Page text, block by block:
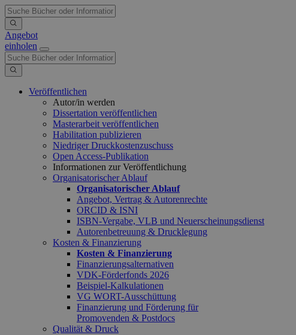
Angebot
einholen
Veröffentlichen
Autor/in werden
Dissertation veröffentlichen
Masterarbeit veröffentlichen
Habilitation publizieren
Niedriger Druckkostenzuschuss
Open Access-Publikation
Informationen zur Veröffentlichung
Organisatorischer Ablauf
Organisatorischer Ablauf
Angebot, Vertrag & Autorenrechte
ORCID & ISNI
ISBN-Vergabe, VLB und Neuerscheinungsdienst
Autorenbetreuung & Drucklegung
Kosten & Finanzierung
Kosten & Finanzierung
Finanzierungsalternativen
VDK-Förderfonds 2026
Beispiel-Kalkulationen
VG WORT-Ausschüttung
Finanzierung und Förderung für
Promovenden & Postdocs
Qualität & Druck